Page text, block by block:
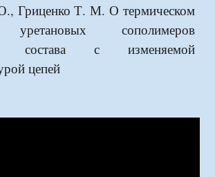
Гриценко Т. М. О термическом
уретановых сополимеров
состава с изменяемой
цепей